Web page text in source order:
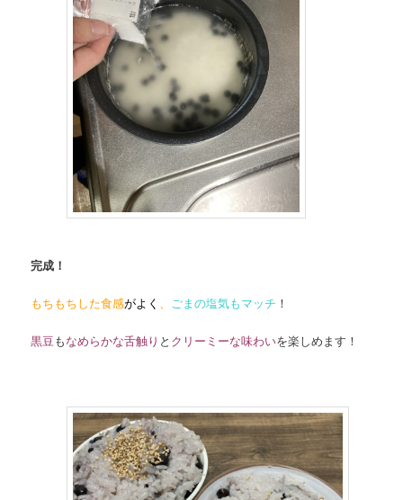
完成！
もちもちした食感がよく ごまの塩気もマッチ ！
黒豆もなめらかな舌触り と クリーミーな味わいを楽しめます！